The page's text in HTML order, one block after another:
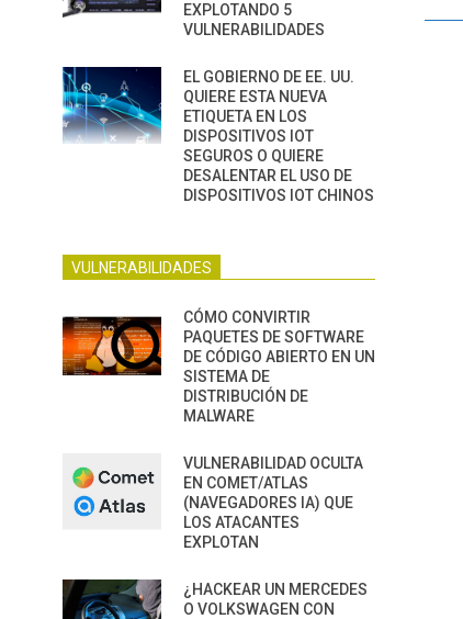
EXPLOTANDO 5
VULNERABILIDADES
EL GOBIERNO DE EE. UU.
QUIERE ESTA NUEVA
ETIQUETA EN LOS
DISPOSITIVOS IOT
SEGUROS O QUIERE
DESALENTAR EL USO DE
DISPOSITIVOS IOT CHINOS
VULNERABILIDADES
CÓMO CONVIRTIR
PAQUETES DE SOFTWARE
DE CÓDIGO ABIERTO EN UN
SISTEMA DE
DISTRIBUCIÓN DE
MALWARE
VULNERABILIDAD OCULTA
EN COMET/ATLAS
(NAVEGADORES IA) QUE
LOS ATACANTES
EXPLOTAN
¿HACKEAR UN MERCEDES
O VOLKSWAGEN CON